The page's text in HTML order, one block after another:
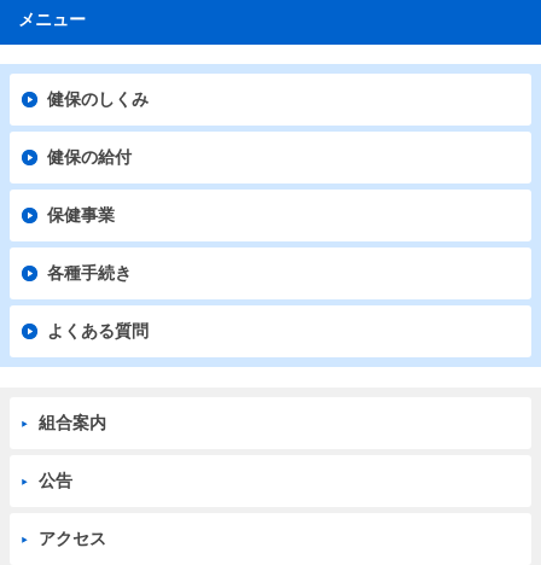
メニュー
健保のしくみ
健保の給付
保健事業
各種手続き
よくある質問
組合案内
公告
アクセス